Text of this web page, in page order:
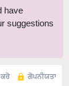
have
suggestions